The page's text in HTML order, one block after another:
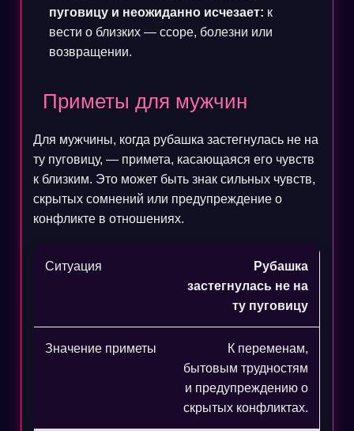
пуговицу и неожиданно исчезает: к
вести о близких — ссоре, болезни или
возвращении.
Приметы для мужчин
Для мужчины, когда рубашка застегнулась не на
ту пуговицу, — примета, касающаяся его чувств
к близким. Это может быть знак сильных чувств,
скрытых сомнений или предупреждение о
конфликте в отношениях.
Рубашка
застегнулась не на
ту пуговицу
К переменам,
бытовым трудностям
и предупреждению о
скрытых конфликтах.